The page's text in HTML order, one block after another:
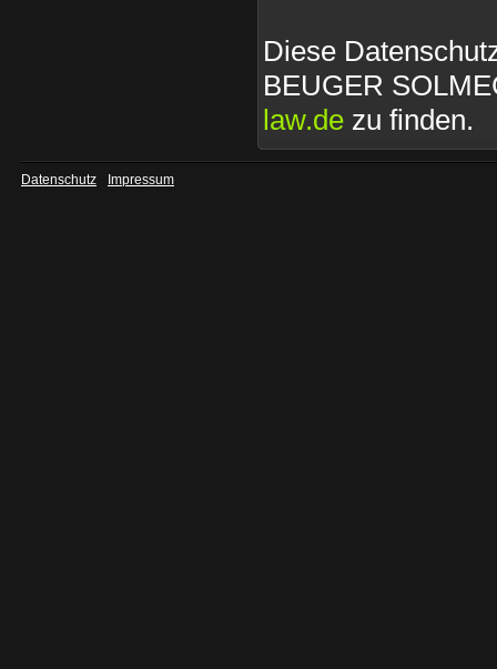
Diese
BEUGER
law.de zu finden.
Datenschutz Impressum